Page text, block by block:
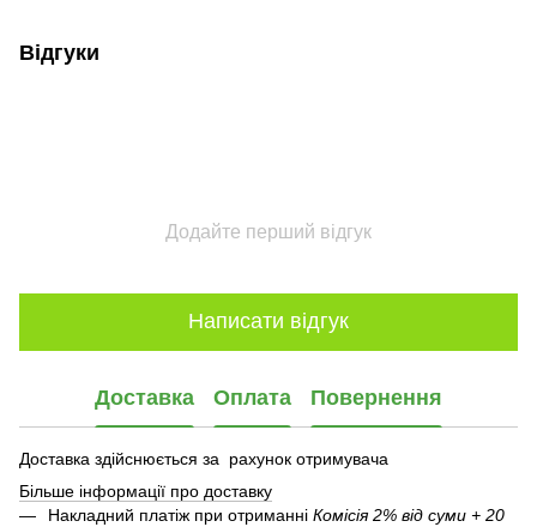
Відгуки
Додайте перший відгук
Написати відгук
Доставка Оплата Повернення
Доставка здійснюється за рахунок отримувача
Більше інформації про доставку
Накладний платіж при отриманні Комісія 2% від суми + 20